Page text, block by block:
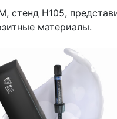
стенд Н105,
материалы.